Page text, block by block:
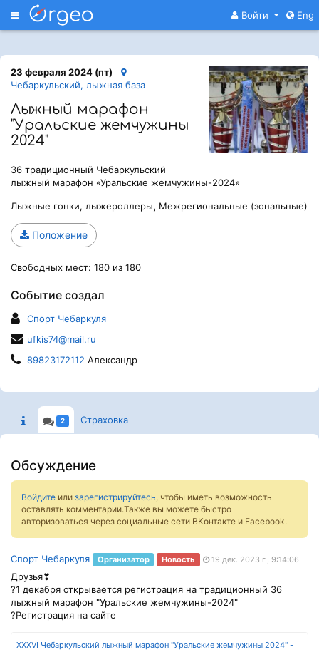
Меню Войти Eng
23 февраля 2024 (пт)
Чебаркульский, лыжная база
Лыжный марафон
"Уральские жемчужины
2024"
36 традиционный Чебаркульский
лыжный марафон «Уральские жемчужины-2024»
Лыжные гонки, лыжероллеры, Межрегиональные (зональные)
Положение
Свободных мест: 180 из 180
Событие создал
Спорт Чебаркуля
ufkis74@mail.ru
89823172112 Александр
2 Страховка
Обсуждение
Войдите или зарегистрируйтесь, чтобы иметь возможность
оставлять комментарии.Также вы можете быстро
авторизоваться через социальные сети ВКонтакте и Facebook.
Спорт Чебаркуля Организатор Новость 19 дек. 2023 г., 9:14:06
Друзья❣
?1 декабря открывается регистрация на традиционный 36
лыжный марафон "Уральские жемчужины-2024"
?Регистрация на сайте
XXXVI Чебаркульский лыжный марафон "Уральские жемчужины 2024" -